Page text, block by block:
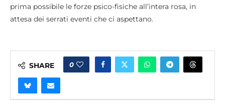
prima possibile le forze psico-fisiche all’intera rosa, in
attesa dei serrati eventi che ci aspettano.
SHARE 0